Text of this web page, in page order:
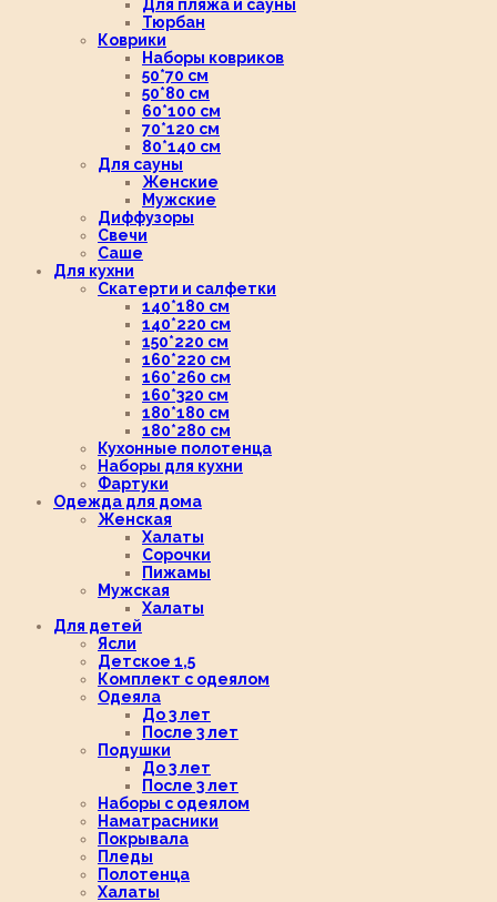
Для пляжа и сауны
Тюрбан
Коврики
Наборы ковриков
50*70 см
50*80 см
60*100 см
70*120 см
80*140 см
Для сауны
Женские
Мужские
Диффузоры
Свечи
Саше
Для кухни
Скатерти и салфетки
140*180 см
140*220 см
150*220 см
160*220 см
160*260 см
160*320 см
180*180 см
180*280 см
Кухонные полотенца
Наборы для кухни
Фартуки
Одежда для дома
Женская
Халаты
Сорочки
Пижамы
Мужская
Халаты
Для детей
Ясли
Детское 1,5
Комплект с одеялом
Одеяла
До 3 лет
После 3 лет
Подушки
До 3 лет
После 3 лет
Наборы с одеялом
Наматрасники
Покрывала
Пледы
Полотенца
Халаты